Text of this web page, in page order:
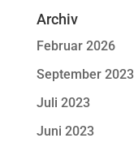
Archiv
Februar 2026
September 2023
Juli 2023
Juni 2023